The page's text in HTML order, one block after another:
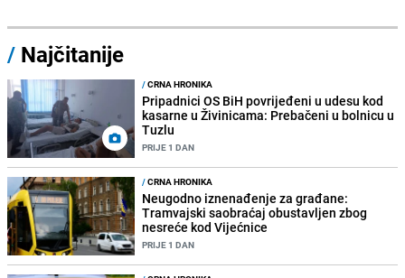
/ Najčitanije
/CRNA HRONIKA
Pripadnici OS BiH povrijeđeni u udesu kod
kasarne u Živinicama: Prebačeni u bolnicu u
Tuzlu
PRIJE 1 DAN
/CRNA HRONIKA
Neugodno iznenađenje za građane:
Tramvajski saobraćaj obustavljen zbog
nesreće kod Vijećnice
PRIJE 1 DAN